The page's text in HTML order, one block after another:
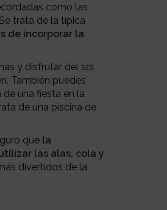
como las
trata de la típica
de incorporar la
y disfrutar del sol
También puedes
una fiesta en la
de una piscina de
que la
las alas, cola y
divertidos de la